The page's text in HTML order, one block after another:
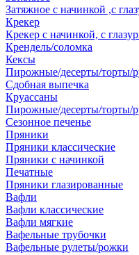
Затяжное с начинкой ,с
Крекер
Крекер с начинкой, с
Крендель/соломка
Кексы
Пирожные/десерты/торты/
Сдобная выпечка
Круассаны
Пирожные/десерты/торты/
Сезонное печенье
Пряники
Пряники классические
Пряники с начинкой
Печатные
Пряники глазированные
Вафли
Вафли классические
Вафли мягкие
Вафельные трубочки
Вафельные рулеты/рожки